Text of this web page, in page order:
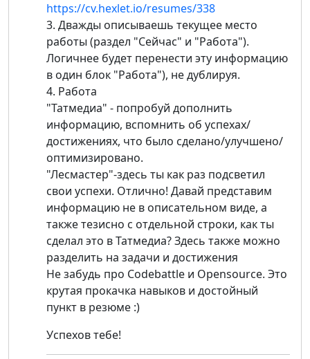
https://cv.hexlet.io/resumes/338
3. Дважды описываешь текущее место
работы (раздел "Сейчас" и "Работа").
Логичнее будет перенести эту информацию
в один блок "Работа"), не дублируя.
4. Работа
"Татмедиа" - попробуй дополнить
информацию, вспомнить об успехах/
достижениях, что было сделано/улучшено/
оптимизировано.
"Лесмастер"-здесь ты как раз подсветил
свои успехи. Отлично! Давай представим
информацию не в описательном виде, а
также тезисно с отдельной строки, как ты
сделал это в Татмедиа? Здесь также можно
разделить на задачи и достижения
Не забудь про Codebattle и Opensource. Это
крутая прокачка навыков и достойный
пункт в резюме :)
Успехов тебе!